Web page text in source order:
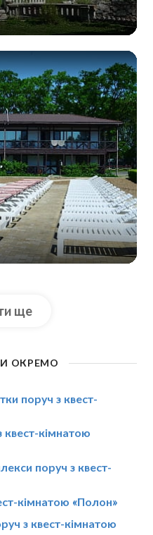
ще
ОКРЕМО
поруч з квест-
кімнатою
поруч з квест-
кімнатою «Полон»
з квест-кімнатою